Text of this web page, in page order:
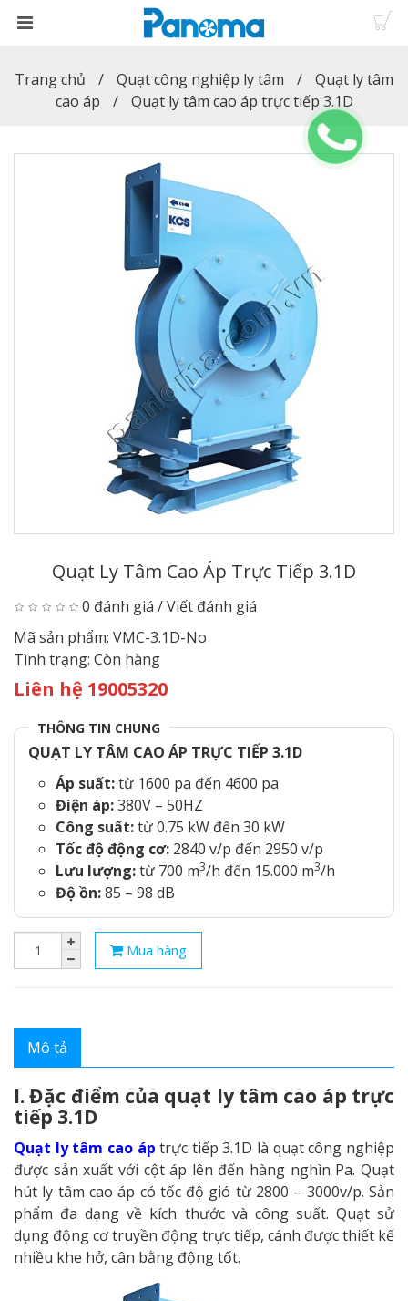
Trang chủ Quạt công nghiệp ly tâm
Quạt ly tâm
cao áp
Quạt ly tâm cao áp trực tiếp 3.1D
Quạt Ly Tâm Cao Áp Trực Tiếp 3.1D
0 đánh giá /Viết đánh giá
Mã sản phẩm: VMC-3.1D-No
Tình trạng: Còn hàng
Liên hệ 19005320
THÔNG TIN CHUNG
QUẠT LY TÂM CAO ÁP TRỰC TIẾP 3.1D
Áp suất:từ 1600 pa đến 4600 pa
Điện áp:380V – 50HZ
Công suất:từ 0.75 kW đến 30 kW
Tốc độ động cơ: 2840 v/p đến 2950 v/p
Lưu lượng:từ 700 m3/h đến 15.000 m3/h
Độ ồn:85 – 98 dB
Mua hàng
Mô tả
I. Đặc điểm của quạt ly tâm cao áp trực
tiếp 3.1D
Quạt ly tâm cao áp trực tiếp 3.1D là quạt công nghiệp
được sản xuất với cột áp lên đến hàng nghìn Pa. Quạt
hút ly tâm cao áp có tốc độ gió từ 2800 – 3000v/p. Sản
phẩm đa dạng về kích thước và công suất. Quạt sử
dụng động cơ truyền động trực tiếp, cánh được thiết kế
nhiều khe hở, cân bằng động tốt.